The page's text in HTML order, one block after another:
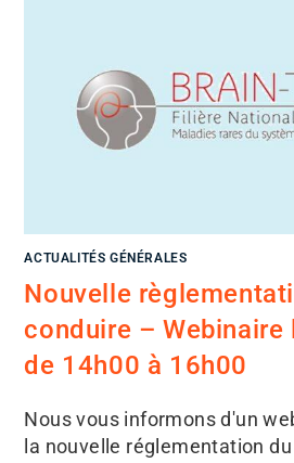
ACTUALITÉS GÉNÉRALES
Nouvelle
conduire – Webinaire
de 14h00 à 16h00
Nous vous informons d'un
la nouvelle réglementation